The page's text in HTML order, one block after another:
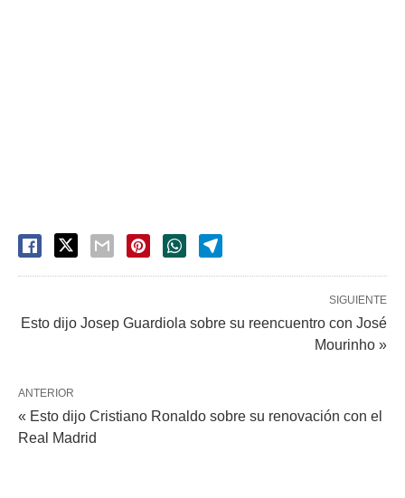
SIGUIENTE
Esto dijo Josep Guardiola sobre su reencuentro con José
Mourinho »
ANTERIOR
« Esto dijo Cristiano Ronaldo sobre su renovación con el
Real Madrid